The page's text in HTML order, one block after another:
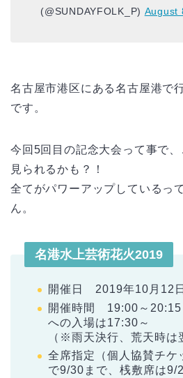
(@SUNDAYFOLK_P) August
名古屋市港区にある名古屋港で
です。
今回5回目の記念大会って事で
見られるかも？！
全てがパワーアップしているっ
ん。
名港水上芸術花火2019
開催日 2019年10月12日
開催時間 19:00～20:15
への入場は17:30～
（※雨天決行、荒天時は
全席指定（個人協賛チケ
で9/30まで、桟敷席は9/